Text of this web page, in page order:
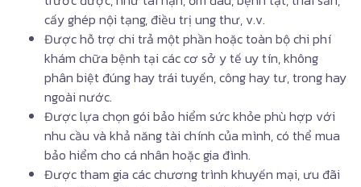
cấy ghép nội tạng, điều trị ung thư, v.v.
Được hỗ trợ chi trả một phần hoặc toàn bộ chi phí
khám chữa bệnh tại các cơ sở y tế uy tín, không
phân biệt đúng hay trái tuyến, công hay tư, trong hay
ngoài nước.
Được lựa chọn gói bảo hiểm sức khỏe phù hợp với
nhu cầu và khả năng tài chính của mình, có thể mua
bảo hiểm cho cá nhân hoặc gia đình.
Được tham gia các chương trình khuyến mại, ưu đãi